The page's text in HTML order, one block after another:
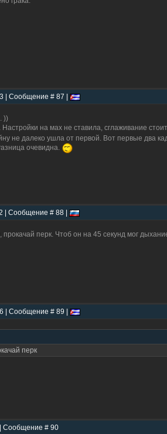
| Сообщение # 87 |
))
на мах не ставила, сглаживание
не далеко ушла от первой. Вот первые два
очевидна.
| Сообщение # 88 |
прокачай перк. Чтоб он на 45 секунд мог
| Сообщение # 89 |
перк
Сообщение # 90